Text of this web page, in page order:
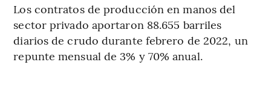
Los contratos de producción en manos del
sector privado aportaron 88.655 barriles
diarios de crudo durante febrero de 2022, un
repunte mensual de 3% y 70% anual.